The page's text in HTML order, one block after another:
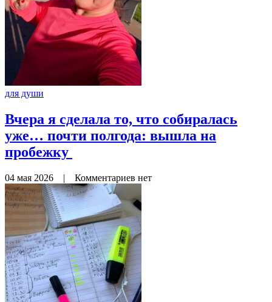
для души
Вчера я сделала то, что собиралась
уже… почти полгода: вышла на
пробежку
04 мая 2026 | Комментариев нет